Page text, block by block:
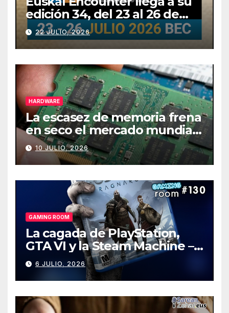
edición 34, del 23 al 26 de
julio
22 JULIO, 2026
HARDWARE
La escasez de memoria frena
en seco el mercado mundial
de PCs
10 JULIO, 2026
GAMING ROOM
La cagada de PlayStation,
GTA VI y la Steam Machine –
Gaming Room #130
6 JULIO, 2026